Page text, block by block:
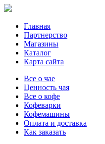
Главная
Партнерство
Магазины
Каталог
Карта сайта
Все о чае
Ценность чая
Все о кофе
Кофеварки
Кофемашины
Оплата и доставка
Как заказать